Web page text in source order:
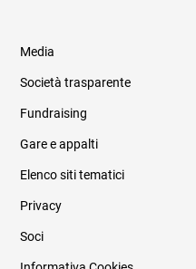
Informazioni
Media
Società trasparente
Fundraising
Gare e appalti
Elenco siti tematici
Privacy
Soci